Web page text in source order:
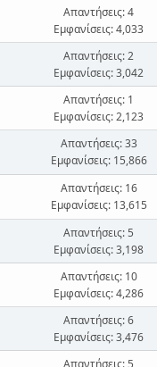
Απαντήσεις: 4
Εμφανίσεις: 4,033
Απαντήσεις: 2
Εμφανίσεις: 3,042
Απαντήσεις: 1
Εμφανίσεις: 2,123
Απαντήσεις: 33
Εμφανίσεις: 15,866
Απαντήσεις: 16
Εμφανίσεις: 13,615
Απαντήσεις: 5
Εμφανίσεις: 3,198
Απαντήσεις: 10
Εμφανίσεις: 4,286
Απαντήσεις: 6
Εμφανίσεις: 3,476
Απαντήσεις: 5